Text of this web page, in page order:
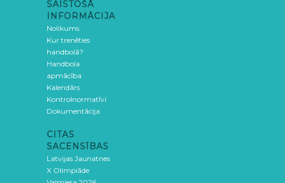
SAISTOŠĀ
INFORMĀCIJA
Nolikums
Kur trenēties
handbolā?
Handbola
apmācība
Kalendārs
Kontrolnormatīvi
Dokumentācija
CITAS
SACENSĪBAS
Latvijas Jaunatnes
X Olimpiāde